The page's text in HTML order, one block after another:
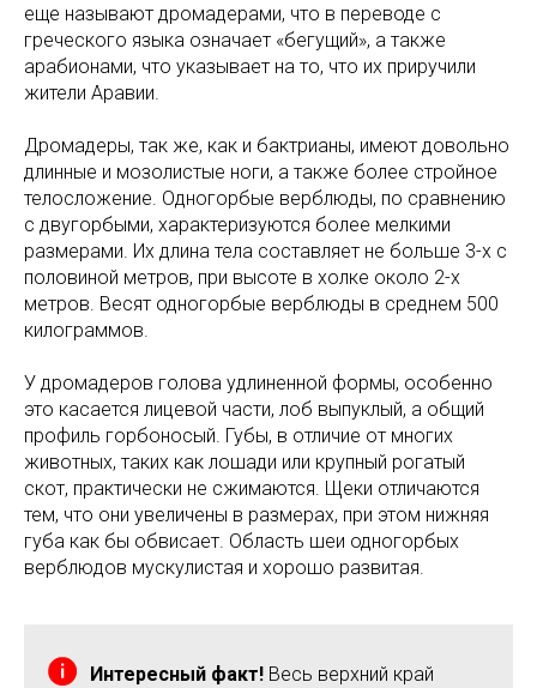
еще называют дромадерами, что в переводе с
греческого языка означает «бегущий», а также
арабионами, что указывает на то, что их приручили
жители Аравии.
Дромадеры, так же, как и бактрианы, имеют довольно
длинные и мозолистые ноги, а также более стройное
телосложение. Одногорбые верблюды, по сравнению
с двугорбыми, характеризуются более мелкими
размерами. Их длина тела составляет не больше 3-х с
половиной метров, при высоте в холке около 2-х
метров. Весят одногорбые верблюды в среднем 500
килограммов.
У дромадеров голова удлиненной формы, особенно
это касается лицевой части, лоб выпуклый, а общий
профиль горбоносый. Губы, в отличие от многих
животных, таких как лошади или крупный рогатый
скот, практически не сжимаются. Щеки отличаются
тем, что они увеличены в размерах, при этом нижняя
губа как бы обвисает. Область шеи одногорбых
верблюдов мускулистая и хорошо развитая.
Интересный факт! Весь верхний край